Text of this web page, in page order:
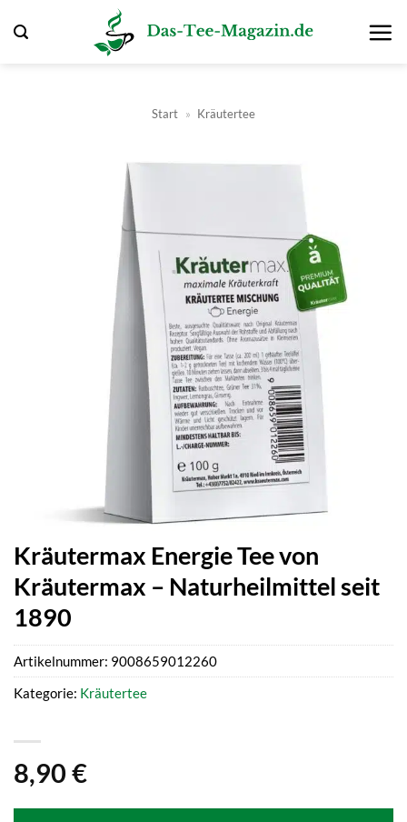
Inhalt
Start » Kräutertee
Kräutermax Energie Tee von
Kräutermax – Naturheilmittel seit
1890
8,90 €
Artikelnummer: 9008659012260
Kategorie: Kräutertee